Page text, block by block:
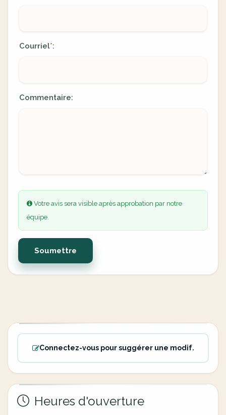
Courriel*:
Commentaire:
Votre avis sera visible après approbation par notre
équipe.
Soumettre
Connectez-vous pour suggérer une modif.
Heures d'ouverture